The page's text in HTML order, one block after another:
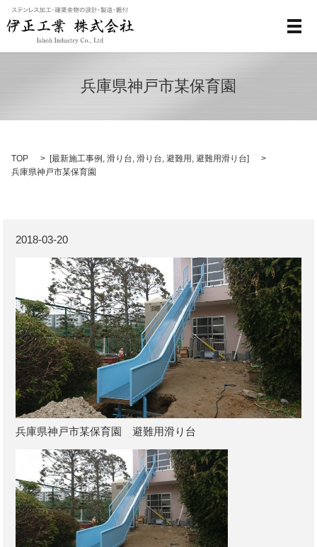
メ
兵庫県神戸市某保育園
TOP [最新施工事例 ,滑り台,滑り台,避難用 ,避難用滑り台]
兵庫県神戸市某保育園
2018-03-20
兵庫県神戸市某保育園 避難用滑り台